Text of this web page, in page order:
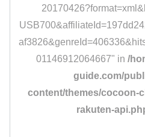
01146912064667" in /
guide.com/
content/themes/cocoon-
rakuten-